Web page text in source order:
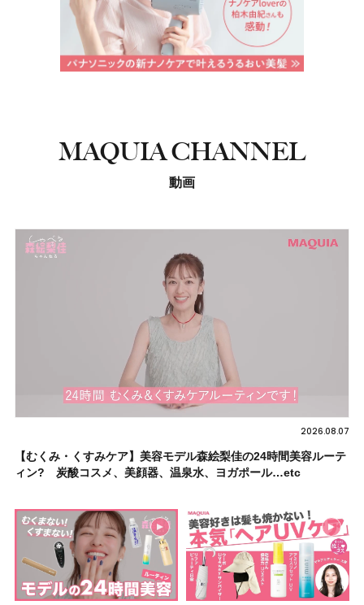
MAQUIA CHANNEL
動画
2026.08.07
【むくみ・くすみケア】美容モデル森絵梨佳の24時間美容ルーテ
ィン? 炭酸コスメ、美顔器、温泉水、ヨガポール…etc